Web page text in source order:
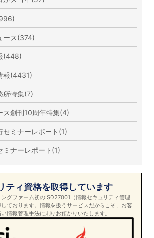
ース(374)
(448)
報(4431)
所特集(7)
ス創刊10周年特集(4)
セミナーレポート(1)
ミナーレポート(1)
ティ資格を取得しています
グファーム初のISO27001（情報セキュリティ管理
ております。情報を扱うサービスだからこそ、お客
情報管理手法に則りお預かりいたします。